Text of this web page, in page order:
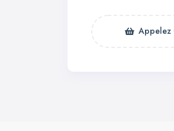
Appelez